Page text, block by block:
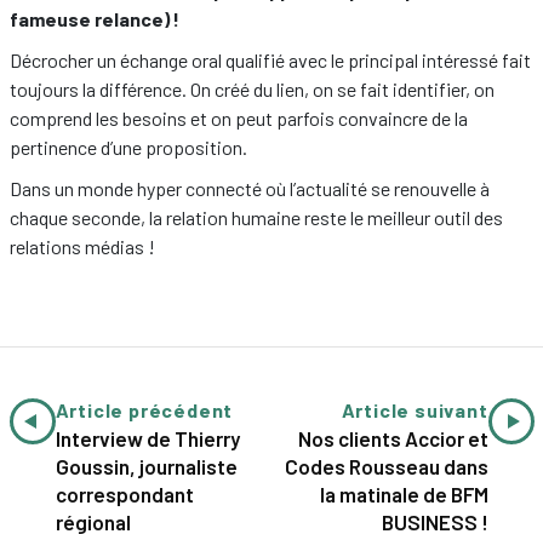
fameuse relance) !
Décrocher un échange oral qualifié avec le principal intéressé fait
toujours la différence. On créé du lien, on se fait identifier, on
comprend les besoins et on peut parfois convaincre de la
pertinence d’une proposition.
Dans un monde hyper connecté où l’actualité se renouvelle à
chaque seconde, la relation humaine reste le meilleur outil des
relations médias !
Article précédent
Interview de Thierry
Goussin, journaliste
correspondant
régional
Article suivant
Nos clients Accior et
Codes Rousseau dans
la matinale de BFM
BUSINESS !